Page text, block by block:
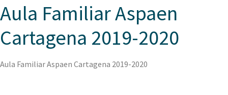
Aula Familiar Aspaen
Cartagena 2019-2020
Aula Familiar Aspaen Cartagena 2019-2020